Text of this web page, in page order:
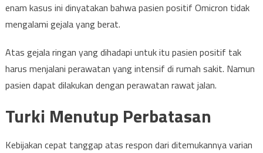
enam kasus ini dinyatakan bahwa pasien positif Omicron tidak
mengalami gejala yang berat.
Atas gejala ringan yang dihadapi untuk itu pasien positif tak
harus menjalani perawatan yang intensif di rumah sakit. Namun
pasien dapat dilakukan dengan perawatan rawat jalan.
Turki Menutup Perbatasan
Kebijakan cepat tanggap atas respon dari ditemukannya varian